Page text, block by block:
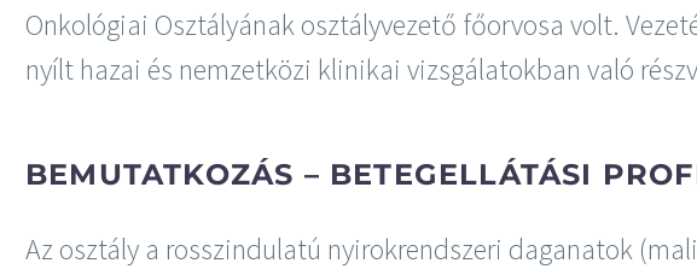
Onkológiai Osztályának osztályvezető főorvosa volt.
nyílt hazai és nemzetközi klinikai vizsgálatokban való
BEMUTATKOZÁS – BETEGELLÁTÁSI
Az osztály a rosszindulatú nyirokrendszeri daganatok